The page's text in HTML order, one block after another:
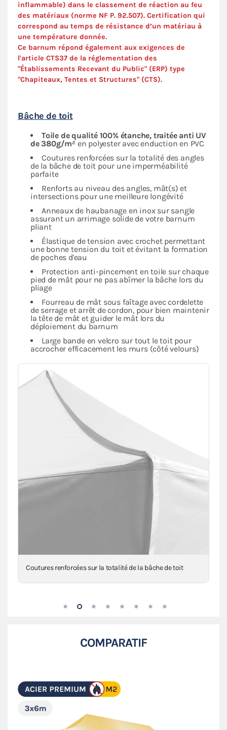
inflammable) dans le classement de réaction au feu
des matériaux (norme NF P. 92.507). Certification qui
correspond au temps de résistance d’un matériau à
une température donnée.
Ce barnum répond également aux exigences de
l'article CTS37 de la réglementation des
"Établissements Recevant du Public" (ERP) type
"Chapiteaux, Tentes et Structures" (CTS).
Bâche de toit
Toile de qualité 100% étanche, traitée anti UV
de 380g/m² en polyester avec enduction en PVC
Coutures renforcées sur la totalité des angles
de la bâche de toit pour une imperméabilité
parfaite
Renforts au niveau des angles, mât(s) et
intersections pour une meilleure longévité
Anneaux de haubanage en inox sur sangle
assurant un arrimage solide de votre barnum
pliant
Élastique de tension avec crochet permettant
une bonne tension du toit et évitant la formation
de poches d'eau
Protection anti-pincement en toile sur chaque
pied de mât pour ne pas abîmer la bâche lors du
pliage
Fourreau de mât sous faîtage avec cordelette
de serrage et arrêt de cordon, pour bien maintenir
la tête de mât et guider le mât lors du
déploiement du barnum
Large bande en velcro sur tout le toit pour
accrocher efficacement les murs (côté velours)
Coutures renforcées sur la totalité de la bâche de toit
COMPARATIF